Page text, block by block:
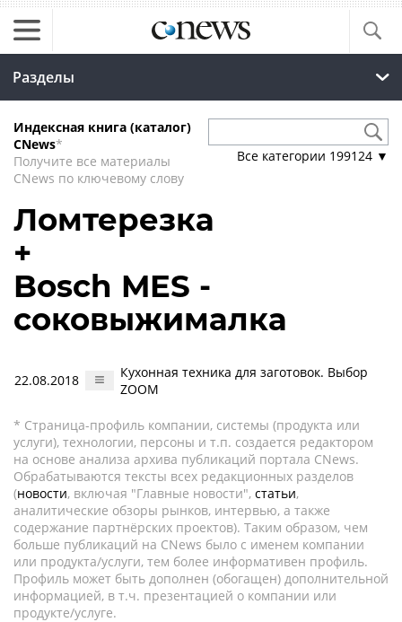
Разделы
Индексная книга (каталог)
CNews*
Получите все материалы
CNews по ключевому слову
Все категории 199124 ▼
Ломтерезка
+
Bosch MES -
соковыжималка
22.08.2018
Кухонная техника для заготовок. Выбор
ZOOM
* Страница-профиль компании, системы (продукта или
услуги), технологии, персоны и т.п. создается редактором
на основе анализа архива публикаций портала CNews.
Обрабатываются тексты всех редакционных разделов
(новости, включая "Главные новости", статьи,
аналитические обзоры рынков, интервью, а также
содержание партнёрских проектов). Таким образом, чем
больше публикаций на CNews было с именем компании
или продукта/услуги, тем более информативен профиль.
Профиль может быть дополнен (обогащен) дополнительной
информацией, в т.ч. презентацией о компании или
продукте/услуге.